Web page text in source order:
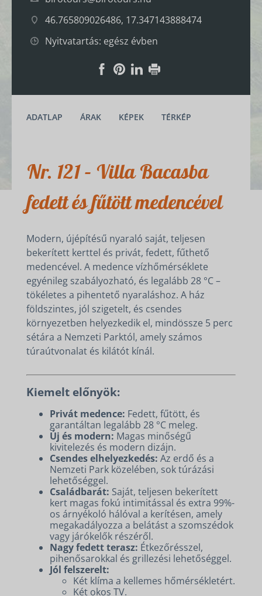
46.765809026486, 17.347143888474
Nyitvatartás: egész évben
ADATLAP ÁRAK KÉPEK TÉRKÉP
Nr. 121 – Villa Bacasba
fedett és fűtött medencével
Modern, újépítésű nyaraló saját, teljesen
bekerített kerttel és privát, fedett, fűthető
medencével. A medence vízhőmérséklete
egyénileg szabályozható, és legalább 28 °C –
tökéletes a pihentető nyaraláshoz. A ház
földszintes, jól szigetelt, és csendes
környezetben helyezkedik el, mindössze 5 perc
sétára a Nemzeti Parktól, amely számos
túraútvonalat és kilátót kínál.
Kiemelt előnyök:
Privát medence: Fedett, fűtött, és
garantáltan legalább 28 °C meleg.
Új és modern: Magas minőségű
kivitelezés és modern dizájn.
Csendes elhelyezkedés: Az erdő és a
Nemzeti Park közelében, sok túrázási
lehetőséggel.
Családbarát: Saját, teljesen bekerített
kert magas fokú intimitással és extra 99%-
os árnyékoló hálóval a kerítésen, amely
megakadályozza a belátást a szomszédok
vagy járókelők részéről.
Nagy fedett terasz: Étkezőrésszel,
pihenősarokkal és grillezési lehetőséggel.
Jól felszerelt:
Két klíma a kellemes hőmérsékletért.
Két okos TV.